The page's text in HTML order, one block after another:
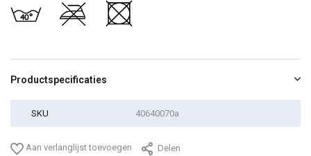
Productspecificaties
SKU 40640070a
Aan verlanglijst toevoegen Delen